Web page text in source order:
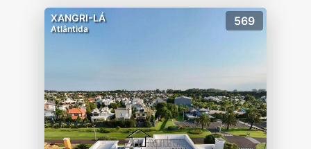
XANGRI-LÁ
Atlântida
569